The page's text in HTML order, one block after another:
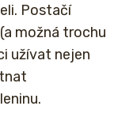
Postačí
možná trochu
užívat nejen